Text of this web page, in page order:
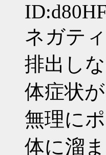
ネガテ
排出し
体症状
無理に
体に溜